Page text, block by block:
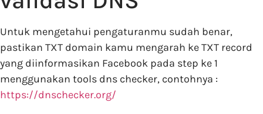
Untuk mengetahui pengaturanmu sudah benar,
pastikan TXT domain kamu mengarah ke TXT record
yang diinformasikan Facebook pada step ke 1
menggunakan tools dns checker, contohnya :
https://dnschecker.org/